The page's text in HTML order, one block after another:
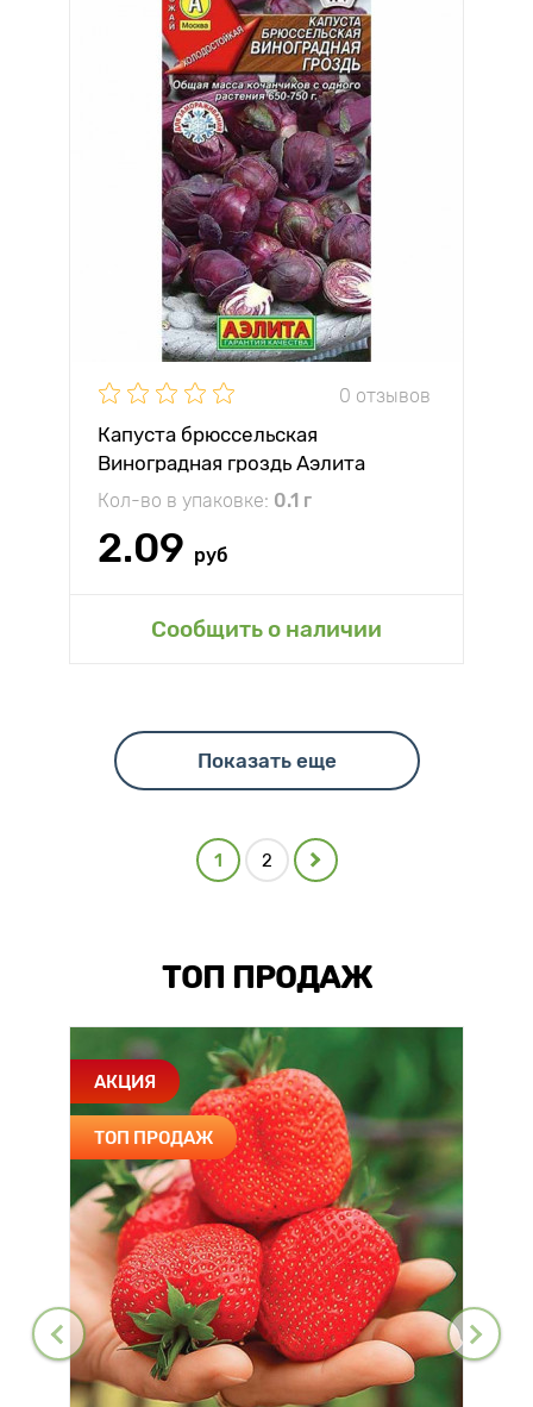
0 отзывов
Капуста брюссельская
Виноградная гроздь Аэлита
Кол-во в упаковке: 0.1 г
2.09 руб
Сообщить о наличии
Показать еще
1 2
ТОП ПРОДАЖ
АКЦИЯ
ТОП ПРОДАЖ